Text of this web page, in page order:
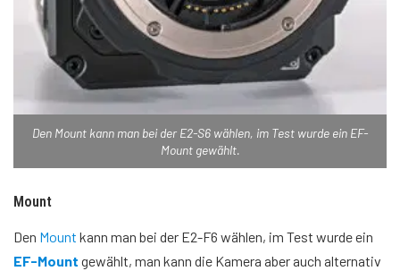
Den Mount kann man bei der E2-S6 wählen, im Test wurde ein EF-
Mount gewählt.
Mount
Den Mount kann man bei der E2-F6 wählen, im Test wurde ein
EF-Mount gewählt, man kann die Kamera aber auch alternativ